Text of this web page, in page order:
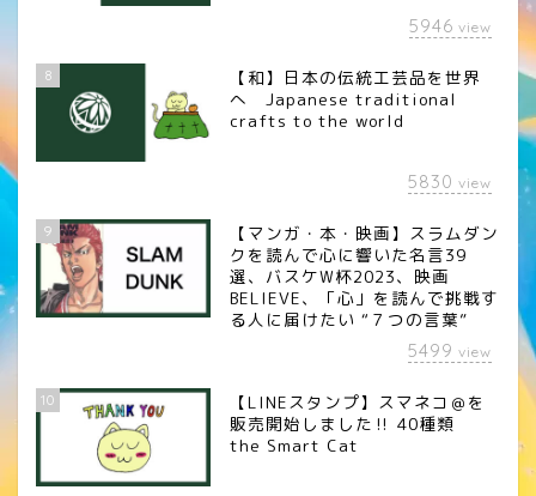
5946 view
8
【和】日本の伝統工芸品を世界
へ Japanese traditional
crafts to the world
5830 view
9
【マンガ・本・映画】スラムダン
クを読んで心に響いた名言39
選、バスケW杯2023、映画
BELIEVE、「心」を読んで挑戦す
る人に届けたい “７つの言葉”
5499 view
10
【LINEスタンプ】スマネコ＠を
販売開始しました‼︎ 40種類
the Smart Cat